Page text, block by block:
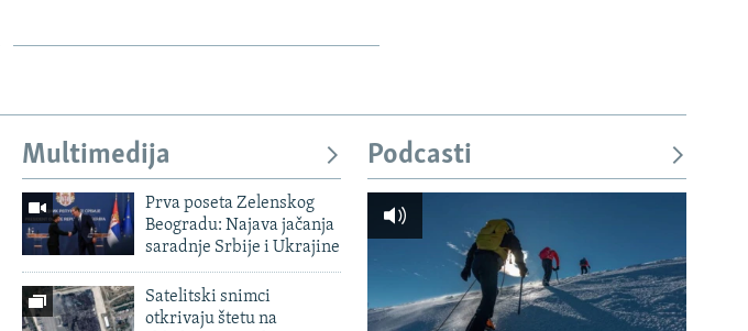
Multimedija
Prva poseta Zelenskog
Beogradu: Najava jačanja
saradnje Srbije i Ukrajine
Satelitski snimci
otkrivaju štetu na
Podcasti